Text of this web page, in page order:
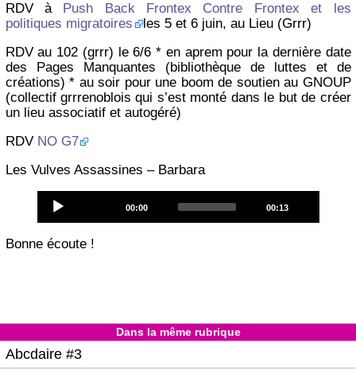
RDV à
Push Back Frontex Contre Frontex et les
politiques migratoires
les 5 et 6 juin, au Lieu (Grrr)
RDV au 102 (grrr) le 6/6 * en aprem pour la dernière date
des Pages Manquantes (bibliothèque de luttes et de
créations) * au soir pour une boom de soutien au GNOUP
(collectif grrrenoblois qui s’est monté dans le but de créer
un lieu associatif et autogéré)
RDV NO G7
Les Vulves Assassines – Barbara
Player
Current
00:00
Total
00:13
Bonne écoute !
Dans la même rubrique
Abcdaire #3